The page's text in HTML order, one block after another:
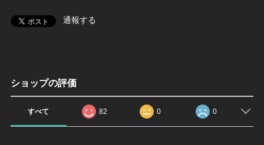
通報する
ショップの評価
すべて 82 0 0